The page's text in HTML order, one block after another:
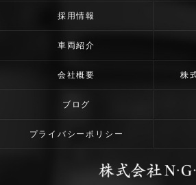
採用情報
車両紹介
会社概要 株
ブログ
プライバシーポリシー